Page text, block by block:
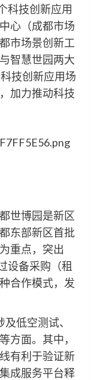
科技创新应用
心（成都市场
市场景创新工
智慧世园两大
技创新应用场
加力推动科技
世博园是新区
东部新区首批
重点，突出
设备采购（租
合作模式，发
低空测试、
方面。其中，
有利于验证新
成服务平台释